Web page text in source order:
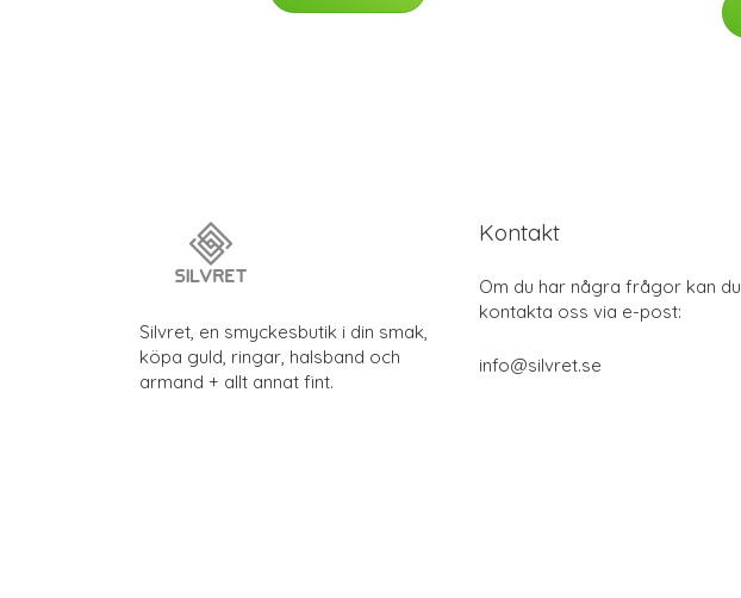
Silvret, en smyckesbutik i din smak,
köpa guld, ringar, halsband och
armand + allt annat fint.
Kontakt
Om du har några frågor kan du
kontakta oss via e-post:
info@silvret.se